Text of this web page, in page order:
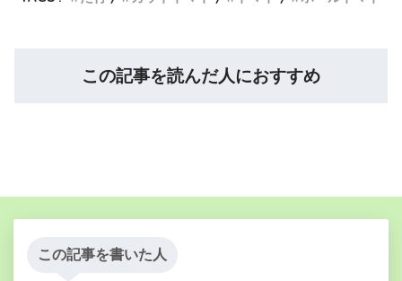
この記事を読んだ人におすすめ
この記事を書いた人